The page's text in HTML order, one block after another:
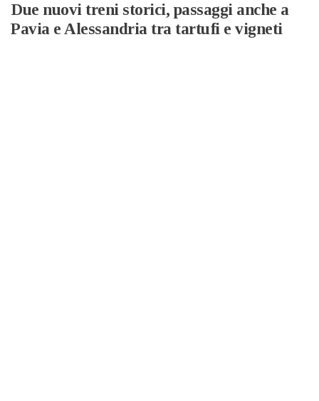
Due nuovi treni storici, passaggi anche a
Pavia e Alessandria tra tartufi e vigneti